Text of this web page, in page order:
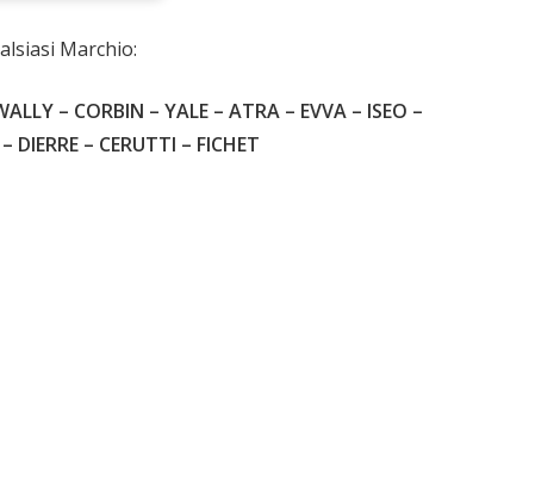
Marchio:
– CORBIN – YALE – ATRA – EVVA – ISEO –
DIERRE – CERUTTI – FICHET